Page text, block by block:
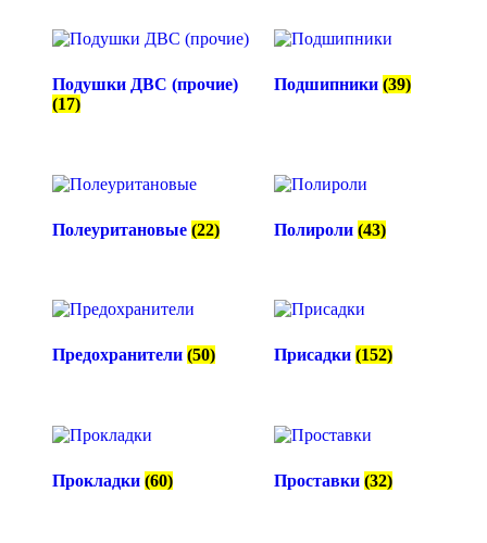
Подушки ДВС (прочие)
(17)
Подшипники (39)
Полеуритановые (22) Полироли (43)
Предохранители (50) Присадки (152)
Прокладки (60) Проставки (32)